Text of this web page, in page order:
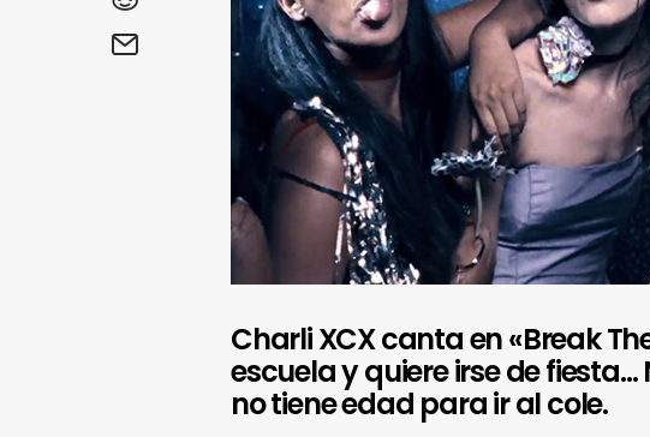
Charli XCX canta en «Break
escuela y quiere irse de
no tiene edad para ir al cole.